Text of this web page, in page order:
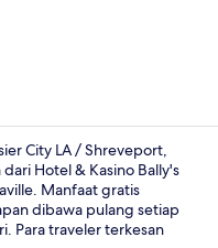
City LA / Shreveport,
Hotel & Kasino Bally's
Manfaat gratis
dibawa pulang setiap
Para traveler terkesan